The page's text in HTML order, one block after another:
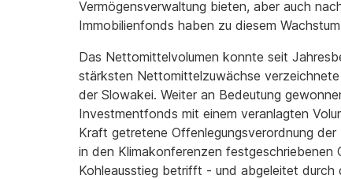
Vermögensverwaltung bieten, aber auch
Immobilienfonds haben zu diesem
Das Nettomittelvolumen konnte seit
stärksten Nettomittelzuwächse
der Slowakei. Weiter an Bedeutung
Investmentfonds mit einem veranlagten
Kraft getretene Offenlegungsverordnung
in den Klimakonferenzen
Kohleausstieg betrifft - und abgeleitet